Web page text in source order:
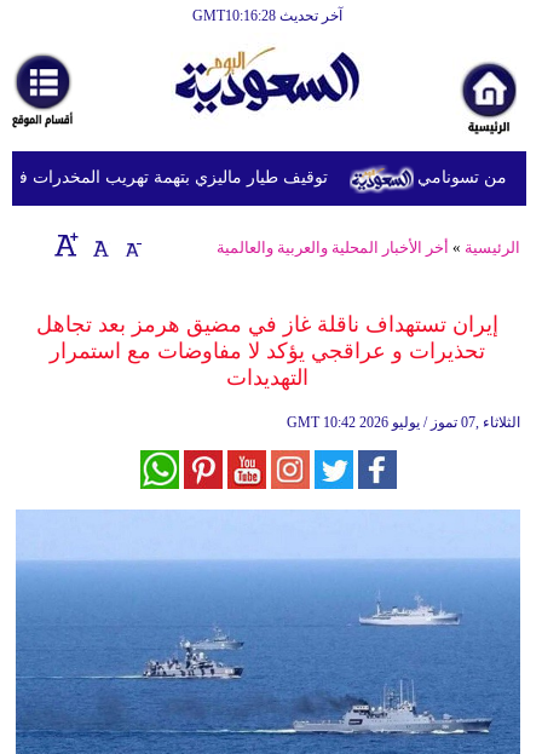
آخر تحديث GMT10:16:28
أخبارعاجلة
رياضة
ثقافة
إقتصاد
وموسيقى
وسفر
أخبار
إعلام
توقيف طيار ماليزي بتهمة تهريب المخدرات في
الرئيسية » أخر الأخبار المحلية والعربية والعالمية
إيران تستهداف ناقلة غاز في مضيق هرمز بعد تجاهل
تحذيرات و عراقجي يؤكد لا مفاوضات مع استمرار
التهديدات
GMT 10:42 2026 الثلاثاء ,07 تموز / يوليو